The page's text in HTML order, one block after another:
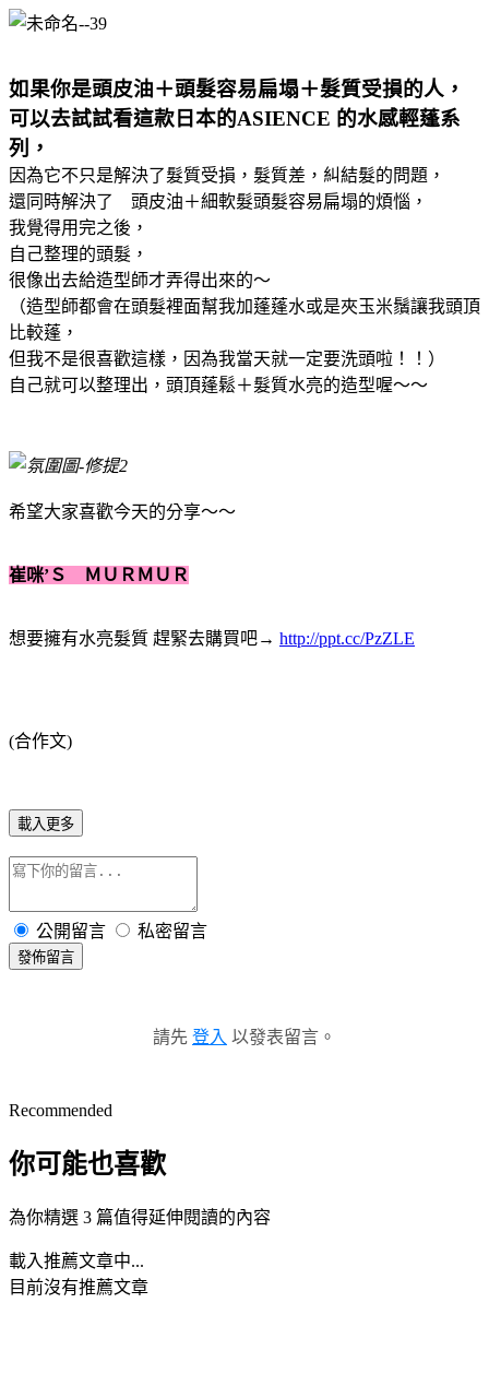
如果你是頭皮油＋頭髮容易扁塌＋髮質受損的人，
可以去試試看這款日本的ASIENCE 的水感輕蓬系
列，
因為它不只是解決了髮質受損，髮質差，糾結髮的問題，
還同時解決了 頭皮油＋細軟髮頭髮容易扁塌的煩惱，
我覺得用完之後，
自己整理的頭髮，
很像出去給造型師才弄得出來的～
（造型師都會在頭髮裡面幫我加蓬蓬水或是夾玉米鬚讓我頭頂
比較蓬，
但我不是很喜歡這樣，因為我當天就一定要洗頭啦！！）
自己就可以整理出，頭頂蓬鬆＋髮質水亮的造型喔～～
希望大家喜歡今天的分享～～
崔咪’Ｓ ＭＵＲＭＵＲ
想要擁有水亮髮質 趕緊去購買吧→ http://ppt.cc/PzZLE
(合作文)
載入更多
公開留言 私密留言
發佈留言
請先 登入 以發表留言。
Recommended
你可能也喜歡
為你精選 3 篇值得延伸閱讀的內容
載入推薦文章中...
目前沒有推薦文章